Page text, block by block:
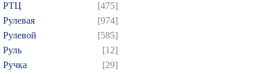
РТЦ
[475]
Рулевая
[974]
Рулевой
[585]
Руль
[12]
Ручка
[29]